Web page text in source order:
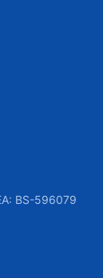
BS-596079